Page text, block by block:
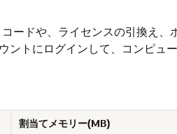
ードや、ライセンスの引換え、
ントにログインして、コンピュ
割当てメモリー(MB)